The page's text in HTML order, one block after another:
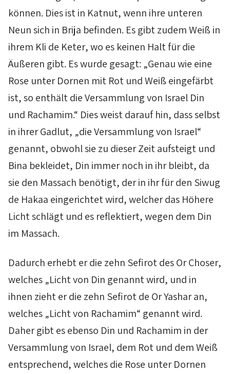
können. Dies ist in Katnut, wenn ihre unteren
Neun sich in Brija befinden. Es gibt zudem Weiß in
ihrem Kli de Keter, wo es keinen Halt für die
Äußeren gibt. Es wurde gesagt: „Genau wie eine
Rose unter Dornen mit Rot und Weiß eingefärbt
ist, so enthält die Versammlung von Israel Din
und Rachamim.“ Dies weist darauf hin, dass selbst
in ihrerGadlut, „die Versammlung von Israel“
genannt, obwohl sie zu dieser Zeit aufsteigt und
Bina bekleidet, Din immer noch in ihr bleibt, da
sie den Massach benötigt, der in ihr für den Siwug
de Hakaa eingerichtet wird, welcher das Höhere
Licht schlägt und es reflektiert, wegen dem Din
im Massach.
Dadurch erhebt er die zehn SefirotdesOrChoser,
welches „Licht von Din genannt wird, und in
ihnen zieht er die zehn Sefirotde OrYasharan,
welches „Licht von Rachamim“ genannt wird.
Daher gibt es ebenso Din und Rachamim in der
Versammlung von Israel, dem Rot und dem Weiß
entsprechend, welches die Rose unter Dornen